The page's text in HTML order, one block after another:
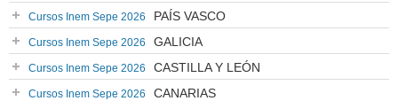
Cursos Inem Sepe 2026 PAÍS VASCO
Cursos Inem Sepe 2026 GALICIA
Cursos Inem Sepe 2026 CASTILLA Y LEÓN
Cursos Inem Sepe 2026 CANARIAS